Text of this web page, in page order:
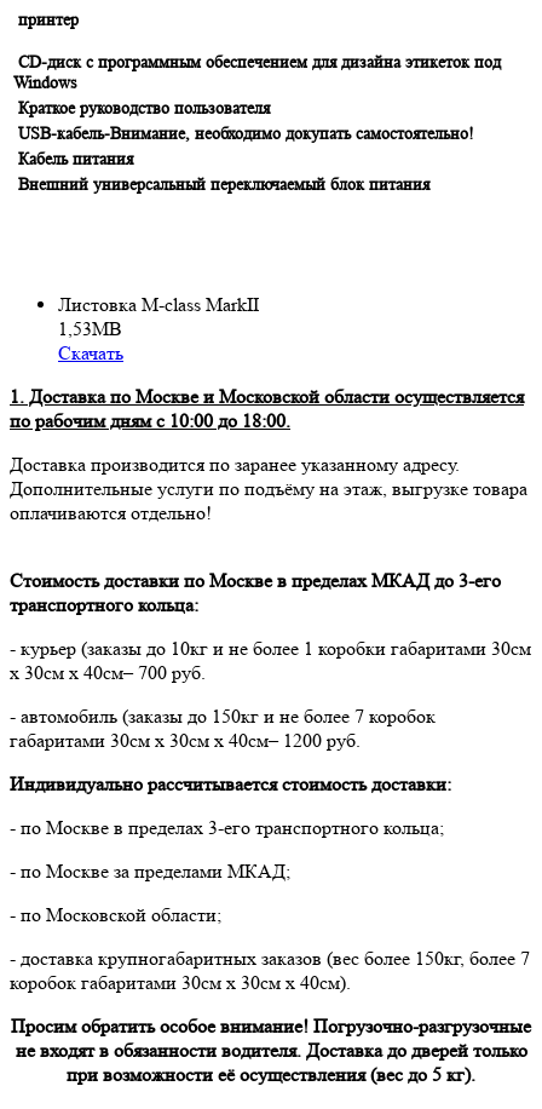
принтер
CD-диск с программным обеспечением для дизайна этикеток под
Windows
Краткое руководство пользователя
USB-кабель-Внимание, необходимо докупать самостоятельно!
Кабель питания
Внешний универсальный переключаемый блок питания
Листовка M-class MarkII
1,53MB
Скачать
1. Доставка по Москве и Московской области осуществляется
по рабочим дням с 10:00 до 18:00.
Доставка производится по заранее указанному адресу.
Дополнительные услуги по подъёму на этаж, выгрузке товара
оплачиваются отдельно!
Стоимость доставки по Москве в пределах МКАД до 3-его
транспортного кольца:
- курьер (заказы до 10кг и не более 1 коробки габаритами 30см
х 30см х 40см– 700 руб.
- автомобиль (заказы до 150кг и не более 7 коробок
габаритами 30см х 30см х 40см– 1200 руб.
Индивидуально рассчитывается стоимость доставки:
- по Москве в пределах 3-его транспортного кольца;
- по Москве за пределами МКАД;
- по Московской области;
- доставка крупногабаритных заказов (вес более 150кг, более 7
коробок габаритами 30см х 30см х 40см).
Просим обратить особое внимание! Погрузочно-разгрузочные
не входят в обязанности водителя. Доставка до дверей только
при возможности её осуществления (вес до 5 кг).